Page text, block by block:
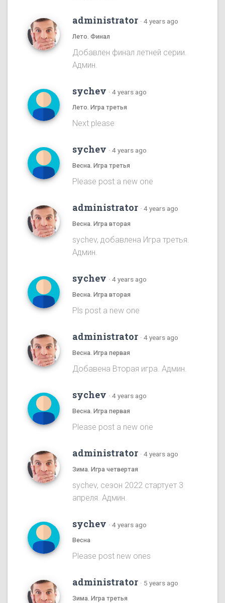
administrator · 4 years ago
Лето. Финал
Добавлен финал летней серии.
Админ.
sychev · 4 years ago
Лето. Игра третья
Next please
sychev · 4 years ago
Весна. Игра третья
Please post a new one
administrator · 4 years ago
Весна. Игра вторая
sychev, добавлена Игра третья.
Админ.
sychev · 4 years ago
Весна. Игра вторая
Pls post a new one
administrator · 4 years ago
Весна. Игра первая
Добавена Вторая игра. Админ.
sychev · 4 years ago
Весна. Игра первая
Please post a new one
administrator · 4 years ago
Зима. Игра четвертая
sychev, сезон 2022 стартует 3
апреля. Админ.
sychev · 4 years ago
Весна
Please post new ones
administrator · 5 years ago
Зима. Игра третья